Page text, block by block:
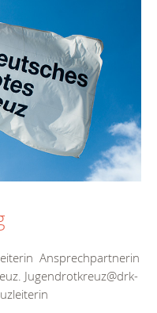
Ansprechpartnerin
Jugendrotkreuz@drk-